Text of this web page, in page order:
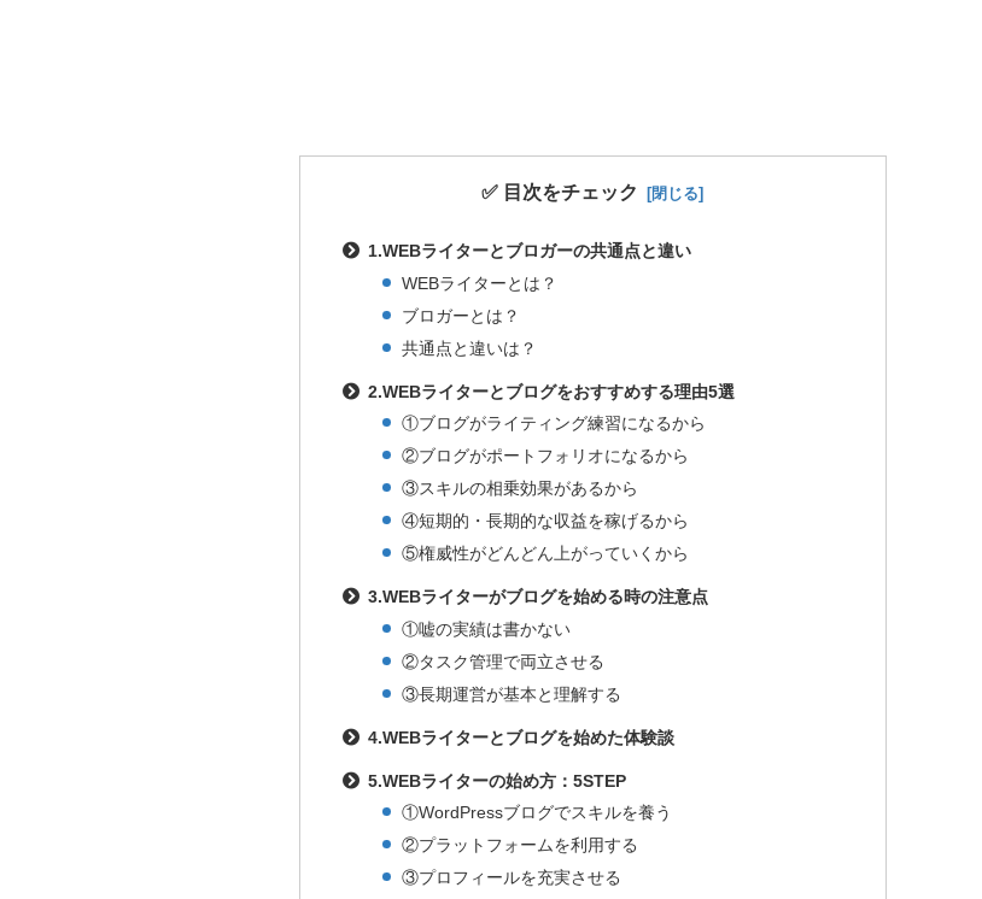
✅ 目次をチェック
1.WEBライターとブロガーの共通点と違い
WEBライターとは？
ブロガーとは？
共通点と違いは？
2.WEBライターとブログをおすすめする理由5選
①ブログがライティング練習になるから
②ブログがポートフォリオになるから
③スキルの相乗効果があるから
④短期的・長期的な収益を稼げるから
⑤権威性がどんどん上がっていくから
3.WEBライターがブログを始める時の注意点
①嘘の実績は書かない
②タスク管理で両立させる
③長期運営が基本と理解する
4.WEBライターとブログを始めた体験談
5.WEBライターの始め方：5STEP
①WordPressブログでスキルを養う
②プラットフォームを利用する
③プロフィールを充実させる